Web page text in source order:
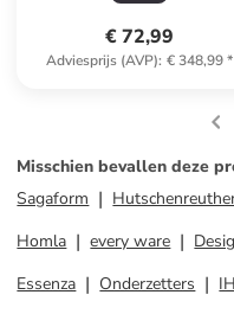
€ 72,99
Adviesprijs (AVP): € 348,99*
Misschien bevallen deze
Sagaform
Homla
every ware
Essenza
Onderzetters